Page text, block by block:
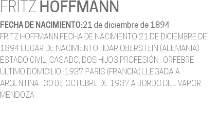
FRITZ HOFFMANN
FECHA DE NACIMIENTO:21 de diciembre de 1894
FRITZ HOFFMANN FECHA DE NACIMIENTO:21 DE DICIEMBRE DE
1894 LUGAR DE NACIMIENTO.: IDAR OBERSTEIN (ALEMANIA)
ESTADO CIVIL; CASADO, DOS HIJOS PROFESIÓN : ORFEBRE
ÚLTIMO DOMICILIO :1937 PARIS (FRANCIA) LLEGADA A
ARGENTINA : 30 DE OCTUBRE DE 1937 A BORDO DEL VAPOR
MENDOZA